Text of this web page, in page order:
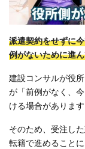
派遣契約をせずに
例がないために進
建設コンサルが役
が「前例がなく、
ける場合があります
そのため、受注し
転籍で進めることに